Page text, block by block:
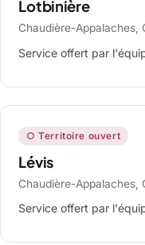
Lotbinière
Chaudière-Appalaches,
Service offert par
○ Territoire ouvert
Lévis
Chaudière-Appalaches,
Service offert par